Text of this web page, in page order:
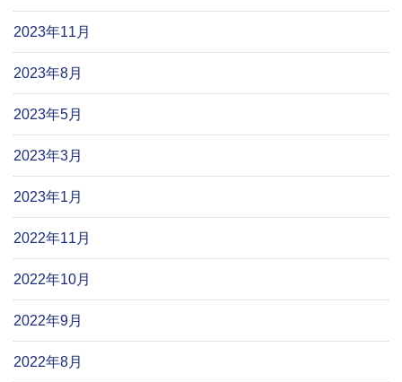
2023年11月
2023年8月
2023年5月
2023年3月
2023年1月
2022年11月
2022年10月
2022年9月
2022年8月